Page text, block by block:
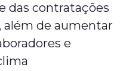
das contratações
além de aumentar
e